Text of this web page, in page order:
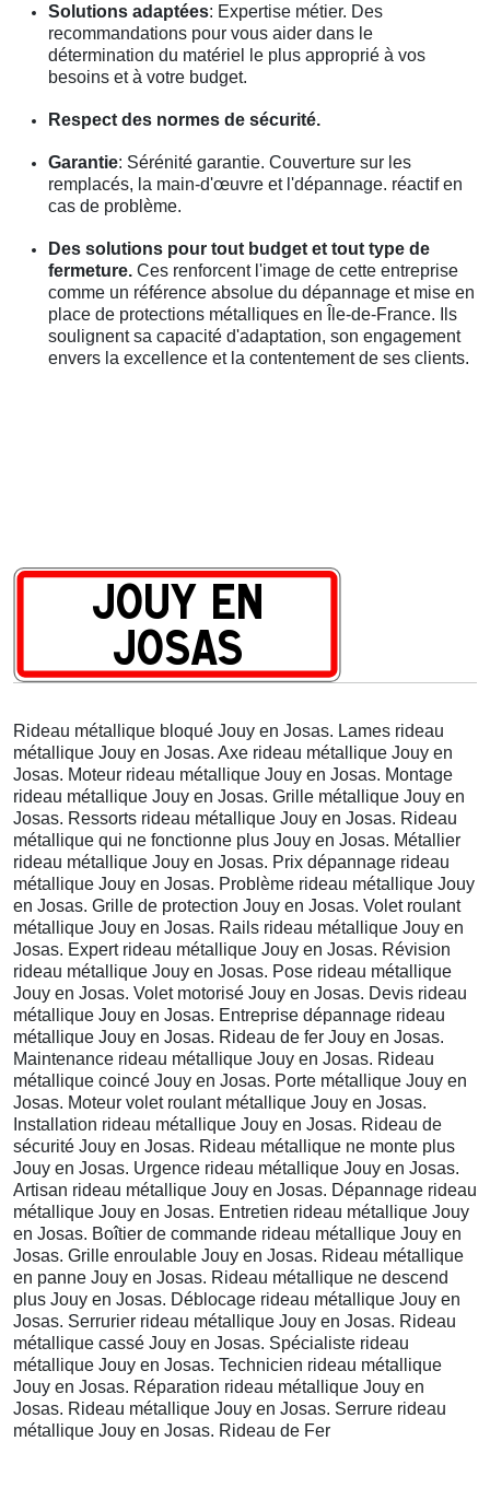
Solutions adaptées: Expertise métier. Des
recommandations pour vous aider dans le
détermination du matériel le plus approprié à vos
besoins et à votre budget.
Respect des normes de sécurité.
Garantie: Sérénité garantie. Couverture sur les
remplacés, la main-d'œuvre et l'dépannage. réactif en
cas de problème.
Des solutions pour tout budget et tout type de
fermeture. Ces renforcent l'image de cette entreprise
comme un référence absolue du dépannage et mise en
place de protections métalliques en Île-de-France. Ils
soulignent sa capacité d'adaptation, son engagement
envers la excellence et la contentement de ses clients.
Rideau métallique bloqué Jouy en Josas. Lames rideau
métallique Jouy en Josas. Axe rideau métallique Jouy en
Josas. Moteur rideau métallique Jouy en Josas. Montage
rideau métallique Jouy en Josas. Grille métallique Jouy en
Josas. Ressorts rideau métallique Jouy en Josas. Rideau
métallique qui ne fonctionne plus Jouy en Josas. Métallier
rideau métallique Jouy en Josas. Prix dépannage rideau
métallique Jouy en Josas. Problème rideau métallique Jouy
en Josas. Grille de protection Jouy en Josas. Volet roulant
métallique Jouy en Josas. Rails rideau métallique Jouy en
Josas. Expert rideau métallique Jouy en Josas. Révision
rideau métallique Jouy en Josas. Pose rideau métallique
Jouy en Josas. Volet motorisé Jouy en Josas. Devis rideau
métallique Jouy en Josas. Entreprise dépannage rideau
métallique Jouy en Josas. Rideau de fer Jouy en Josas.
Maintenance rideau métallique Jouy en Josas. Rideau
métallique coincé Jouy en Josas. Porte métallique Jouy en
Josas. Moteur volet roulant métallique Jouy en Josas.
Installation rideau métallique Jouy en Josas. Rideau de
sécurité Jouy en Josas. Rideau métallique ne monte plus
Jouy en Josas. Urgence rideau métallique Jouy en Josas.
Artisan rideau métallique Jouy en Josas. Dépannage rideau
métallique Jouy en Josas. Entretien rideau métallique Jouy
en Josas. Boîtier de commande rideau métallique Jouy en
Josas. Grille enroulable Jouy en Josas. Rideau métallique
en panne Jouy en Josas. Rideau métallique ne descend
plus Jouy en Josas. Déblocage rideau métallique Jouy en
Josas. Serrurier rideau métallique Jouy en Josas. Rideau
métallique cassé Jouy en Josas. Spécialiste rideau
métallique Jouy en Josas. Technicien rideau métallique
Jouy en Josas. Réparation rideau métallique Jouy en
Josas. Rideau métallique Jouy en Josas. Serrure rideau
métallique Jouy en Josas. Rideau de Fer